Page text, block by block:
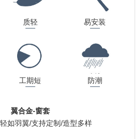
质轻 易安装
工期短 防潮
翼合金-窗套
如羽翼/支持定制/造型多样